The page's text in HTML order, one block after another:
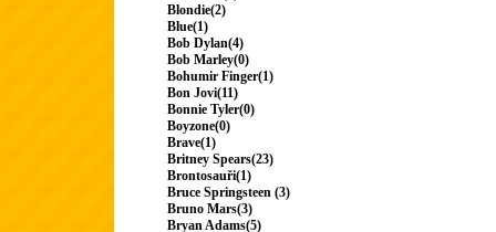
Blondie(2)
Blue(1)
Bob Dylan(4)
Bob Marley(0)
Bohumir Finger(1)
Bon Jovi(11)
Bonnie Tyler(0)
Boyzone(0)
Brave(1)
Britney Spears(23)
Brontosauři(1)
Bruce Springsteen (3)
Bruno Mars(3)
Bryan Adams(5)